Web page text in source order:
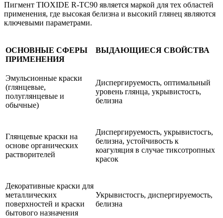
Пигмент TIOXIDE R-TC90 является маркой для тех областей
применения, где высокая белизна и высокий глянец являются
ключевыми параметрами.
ОСНОВНЫЕ СФЕРЫ
ПРИМЕНЕНИЯ
ВЫДАЮЩИЕСЯ СВОЙСТВА
Эмульсионные краски
(глянцевые,
полуглянцевые и
обычные)
Диспергируемость, оптимальный
уровень глянца, укрывистосгь,
белизна
Глянцевые краски на
основе органических
растворителей
Диспергируемость, укрывистосгь,
белизна, устойчивость к
коагуляция в случае тиксотропных
красок
Декоративные краски для
металлических
поверхностей и краски
бытового назначения
Укрывистосгь, диспергируемость,
белизна